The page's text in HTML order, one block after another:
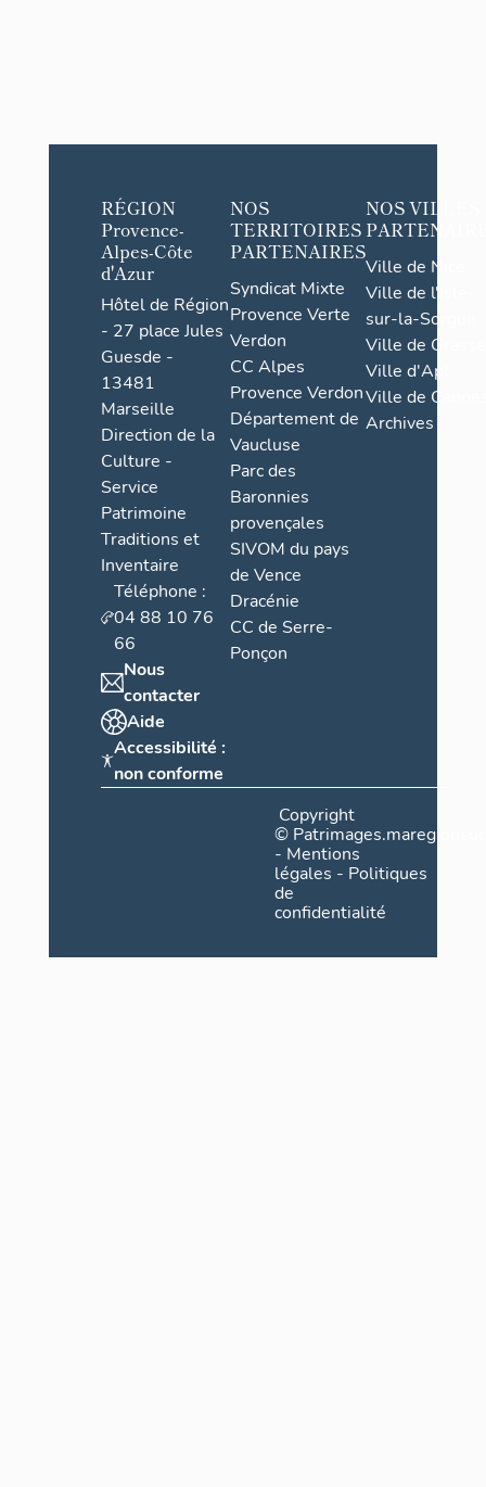
RÉGION
Provence-
Alpes-Côte
d'Azur
Hôtel de Région
- 27 place Jules
Guesde -
13481
Marseille
Direction de la
Culture -
Service
Patrimoine
Traditions et
Inventaire
Téléphone :
04 88 10 76
66
Nous
contacter
Aide
Accessibilité :
non conforme
NOS
TERRITOIRES
PARTENAIRES
Syndicat Mixte
Provence Verte
Verdon
CC Alpes
Provence Verdon
Département de
Vaucluse
Parc des
Baronnies
provençales
SIVOM du pays
de Vence
Dracénie
CC de Serre-
Ponçon
NOS VILLES
Ville de Nice
Ville de l'Isle-
sur-la-Sorgue
Ville de Grasse
Ville d'Apt
Ville de
Archives
Copyright
©
- Mentions
légales - Politiques
de
confidentialité